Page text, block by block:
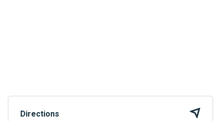
Directions